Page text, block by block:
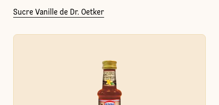
Sucre Vanille de Dr. Oetker